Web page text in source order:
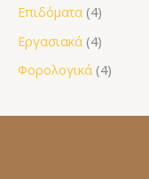
Επιδόματα (4)
Εργασιακά (4)
Φορολογικά (4)